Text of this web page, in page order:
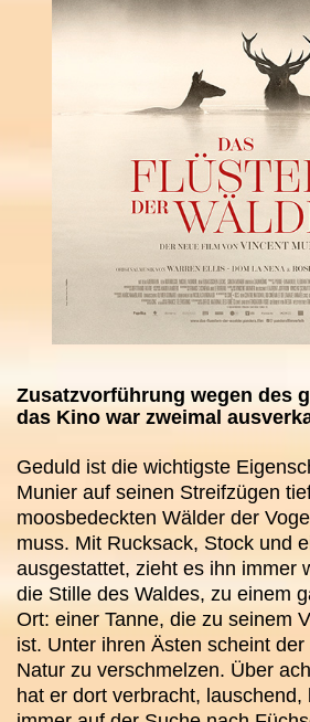
Zusatzvorführung wegen des
das Kino war zweimal
Geduld ist die wichtigste
Munier auf seinen Streifzügen
moosbedeckten Wälder der
muss. Mit Rucksack, Stock und
ausgestattet, zieht es ihn immer
die Stille des Waldes, zu einem
Ort: einer Tanne, die zu seinem
ist. Unter ihren Ästen scheint
Natur zu verschmelzen. Über
hat er dort verbracht, lauschend,